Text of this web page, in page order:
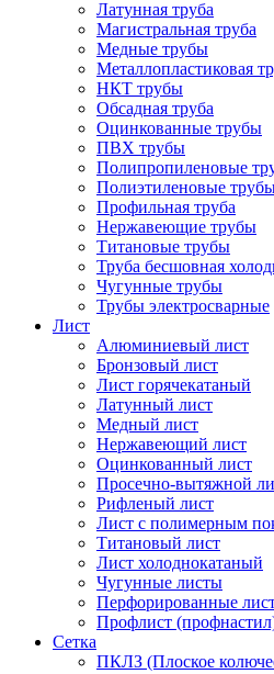
Латунная труба
Магистральная труба
Медные трубы
Металлопластиковая
НКТ трубы
Обсадная труба
Оцинкованные трубы
ПВХ трубы
Полипропиленовые
Полиэтиленовые
Профильная труба
Нержавеющие трубы
Титановые трубы
Труба бесшовная
Чугунные трубы
Трубы электросварные
Лист
Алюминиевый лист
Бронзовый лист
Лист горячекатаный
Латунный лист
Медный лист
Нержавеющий лист
Оцинкованный лист
Просечно-вытяжной
Рифленый лист
Лист с полимерным
Титановый лист
Лист холоднокатаный
Чугунные листы
Перфорированные
Профлист
Сетка
ПКЛЗ (Плоское